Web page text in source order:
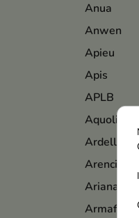
Anua
Anwen
Apieu
Apis
APLB
Aquolina
Ardell
Arencia
Ariana
Armaf